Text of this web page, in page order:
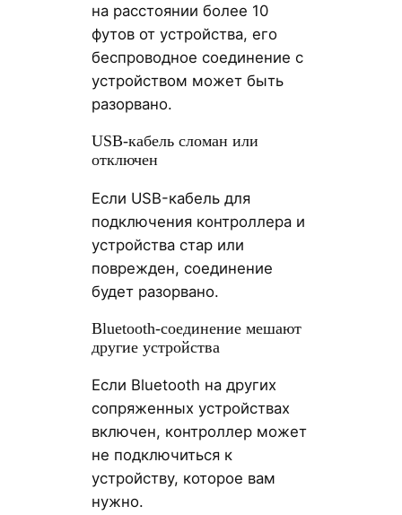
на расстоянии более 10
футов от устройства, его
беспроводное соединение с
устройством может быть
разорвано.
USB-кабель сломан или
отключен
Если USB-кабель для
подключения контроллера и
устройства стар или
поврежден, соединение
будет разорвано.
Bluetooth-соединение мешают
другие устройства
Если Bluetooth на других
сопряженных устройствах
включен, контроллер может
не подключиться к
устройству, которое вам
нужно.